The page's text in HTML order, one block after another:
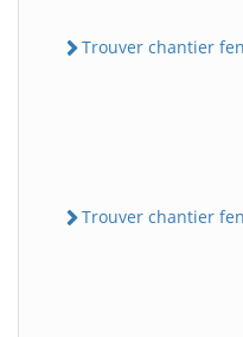
Trouver chantier
Trouver chantier